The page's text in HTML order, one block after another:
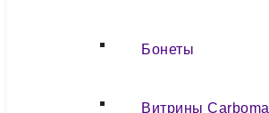
Бонеты
Витрины Carboma